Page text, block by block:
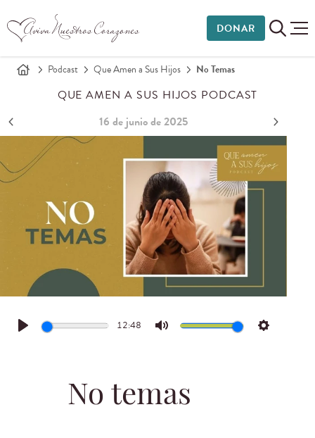
DONAR
Podcast Que Amen a Sus Hijos No Temas
QUE AMEN A SUS HIJOS PODCAST
16 de junio de 2025
Play
12:48
Mute Settings
No temas